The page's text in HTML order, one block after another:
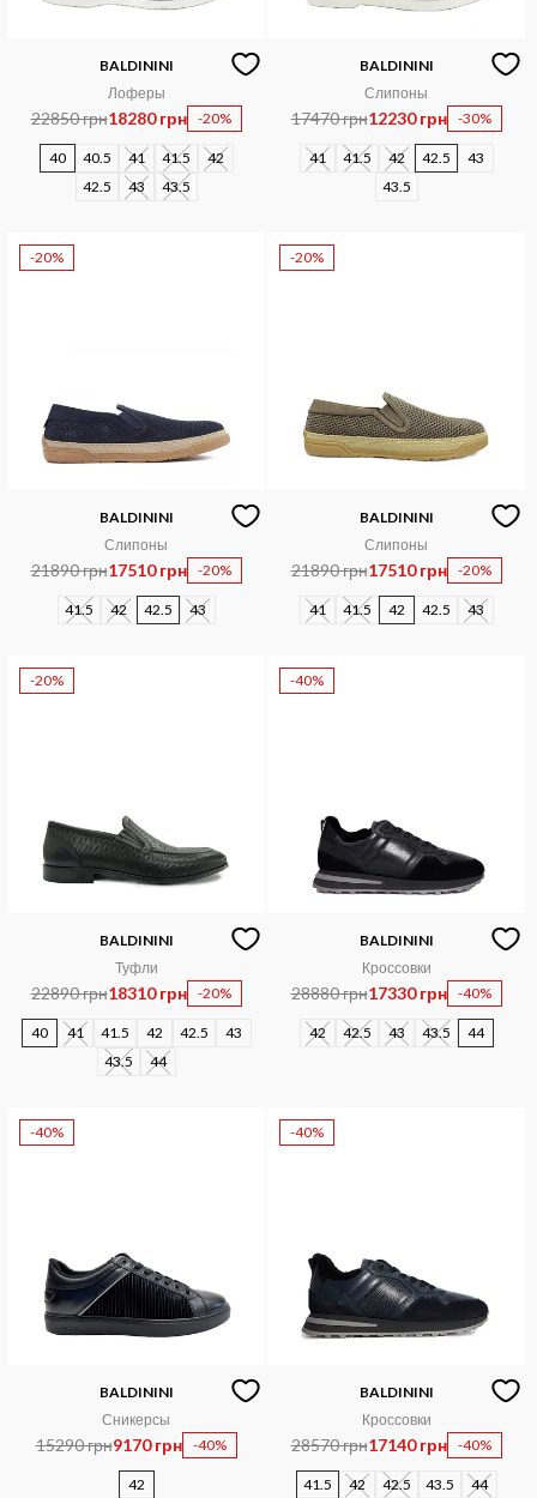
BALDININI
Лоферы
22850 грн18280 грн -20%
40 40.5 41 41.5
42
42.5
43 43.5
BALDININI
Слипоны
17470 грн12230 грн -30%
41 41.5 42 42.5
43
43.5
-20%
BALDININI
Слипоны
21890 грн17510 грн -20%
41.5 42 42.5 43
-20%
BALDININI
Слипоны
21890 грн17510 грн -20%
41 41.5 42 42.5 43
-20%
BALDININI
Туфли
22890 грн18310 грн -20%
40 41 41.5 42 42.5
43
43.5
44
-40%
BALDININI
Кроссовки
28880 грн17330 грн -40%
42 42.5 43 43.5 44
-40%
BALDININI
Сникерсы
15290 грн9170 грн -40%
42
-40%
BALDININI
Кроссовки
28570 грн17140 грн -40%
41.5 42 42.5 43.5 44